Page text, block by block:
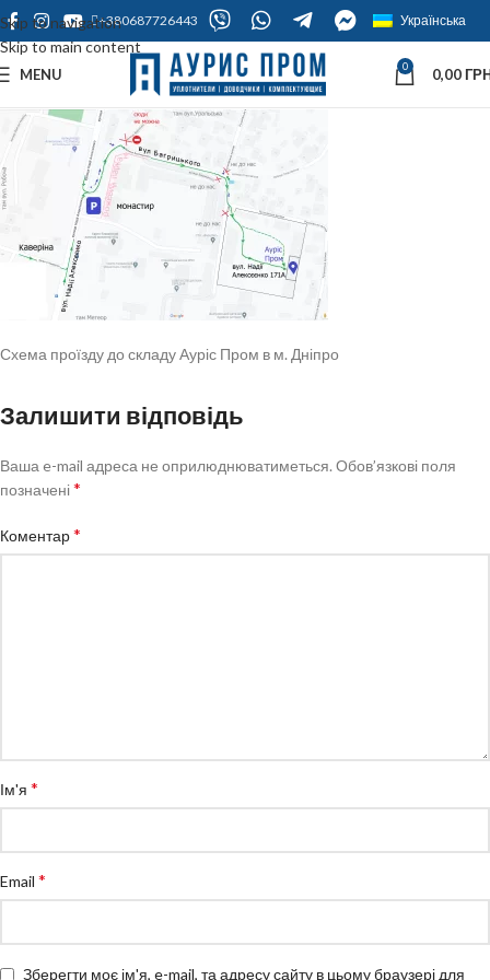
Skip to navigation
Skip to main content
+380687726443 Українська
MENU 0 0,00
Схема проїзду до складу Ауріс Пром в м. Дніпро
Залишити відповідь
Ваша e-mail адреса не оприлюднюватиметься. Обов’язкові поля
позначені*
Коментар*
Ім'я *
Email *
Зберегти моє ім'я, e-mail, та адресу сайту в цьому браузері для